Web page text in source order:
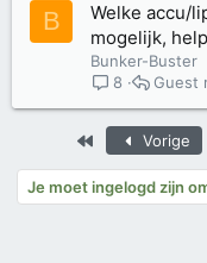
B
Welke accu/
mogelijk,
Bunker-Buster
8
Guest
EersteVorige
Je moet ingelogd zijn